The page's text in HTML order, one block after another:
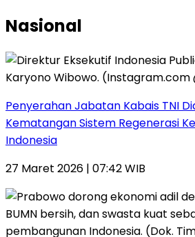
Nasional
Penyerahan Jabatan Kabais TNI
Kematangan Sistem Regenerasi
Indonesia
27 Maret 2026 | 07:42 WIB